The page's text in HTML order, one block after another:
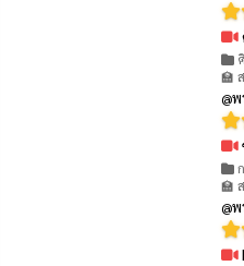
🏫
@
🏫
@